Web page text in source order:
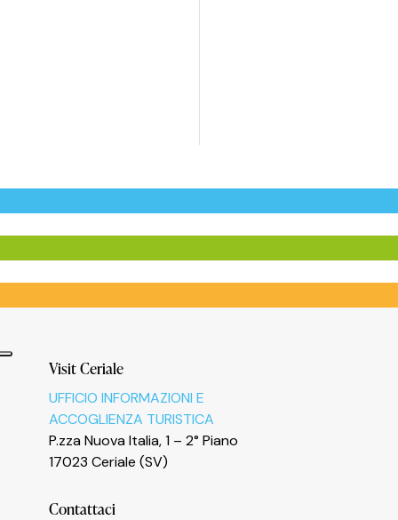
Visit Ceriale
UFFICIO INFORMAZIONI E
ACCOGLIENZA TURISTICA
P.zza Nuova Italia, 1 – 2° Piano
17023 Ceriale (SV)
Contattaci